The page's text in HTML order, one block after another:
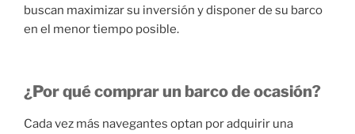
buscan maximizar su inversión y disponer de su barco
en el menor tiempo posible.
¿Por qué comprar un barco de ocasión?
Cada vez más navegantes optan por adquirir una